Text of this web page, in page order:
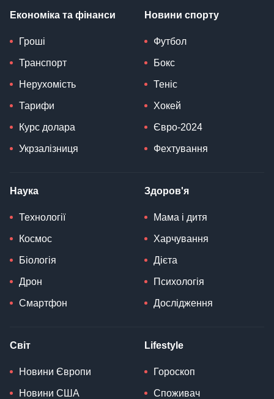
Економіка та фінанси
Гроші
Транспорт
Нерухомість
Тарифи
Курс долара
Укрзалізниця
Новини спорту
Футбол
Бокс
Теніс
Хокей
Євро-2024
Фехтування
Наука
Технології
Космос
Біологія
Дрон
Смартфон
Здоров'я
Мама і дитя
Харчування
Дієта
Психологія
Дослідження
Світ
Новини Європи
Новини США
Lifestyle
Гороскоп
Споживач